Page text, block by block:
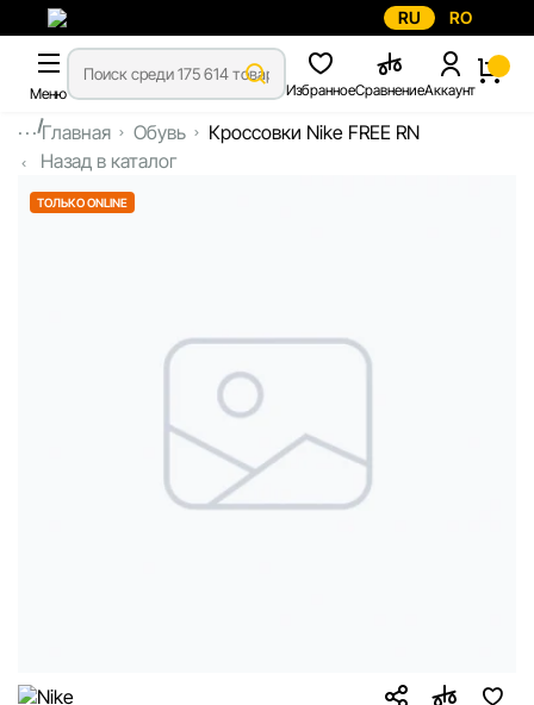
RU RO
Меню ИзбранноеСравнениеАккаунт
...Главная Обувь
Кроссовки Nike FREE RN
Назад в каталог
ТОЛЬКО ONLINE